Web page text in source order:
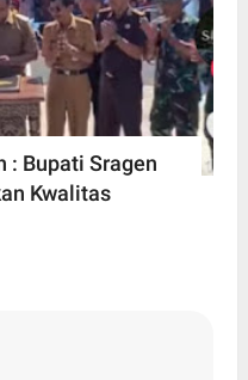
: Bupati Sragen
Kwalitas